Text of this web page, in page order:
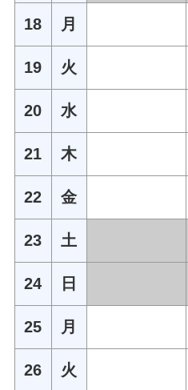
18 月
19 火
20 水
21 木
22 金
23 土
24 日
25 月
26 火